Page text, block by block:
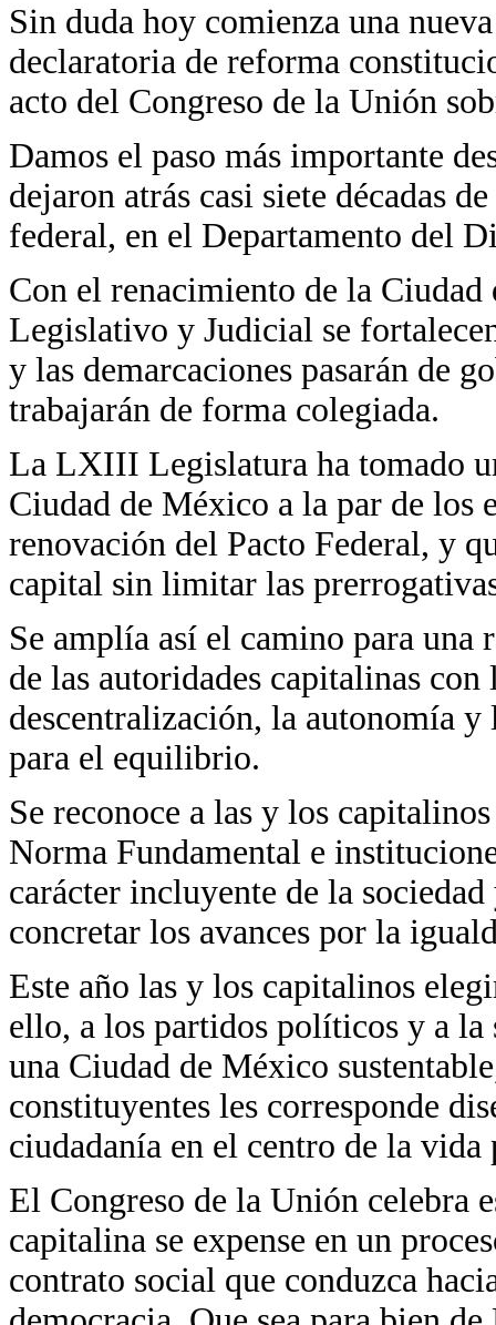
Sin duda hoy comienza una
declaratoria de reforma
acto del Congreso de la Unión
Damos el paso más importante
dejaron atrás casi siete décadas
federal, en el Departamento del
Con el renacimiento de la
Legislativo y Judicial se
y las demarcaciones pasarán de
trabajarán de forma colegiada.
La LXIII Legislatura ha tomado
Ciudad de México a la par de los
renovación del Pacto Federal, y
capital sin limitar las
Se amplía así el camino para
de las autoridades capitalinas
descentralización, la autonomía y
para el equilibrio.
Se reconoce a las y los
Norma Fundamental e
carácter incluyente de la sociedad
concretar los avances por la
Este año las y los capitalinos
ello, a los partidos políticos y a
una Ciudad de México
constituyentes les corresponde
ciudadanía en el centro de la vida
El Congreso de la Unión celebra
capitalina se expense en un
contrato social que conduzca